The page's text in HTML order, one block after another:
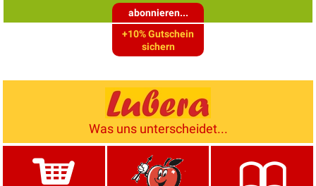
abonnieren...
+10% Gutschein
sichern
Was uns unterscheidet...